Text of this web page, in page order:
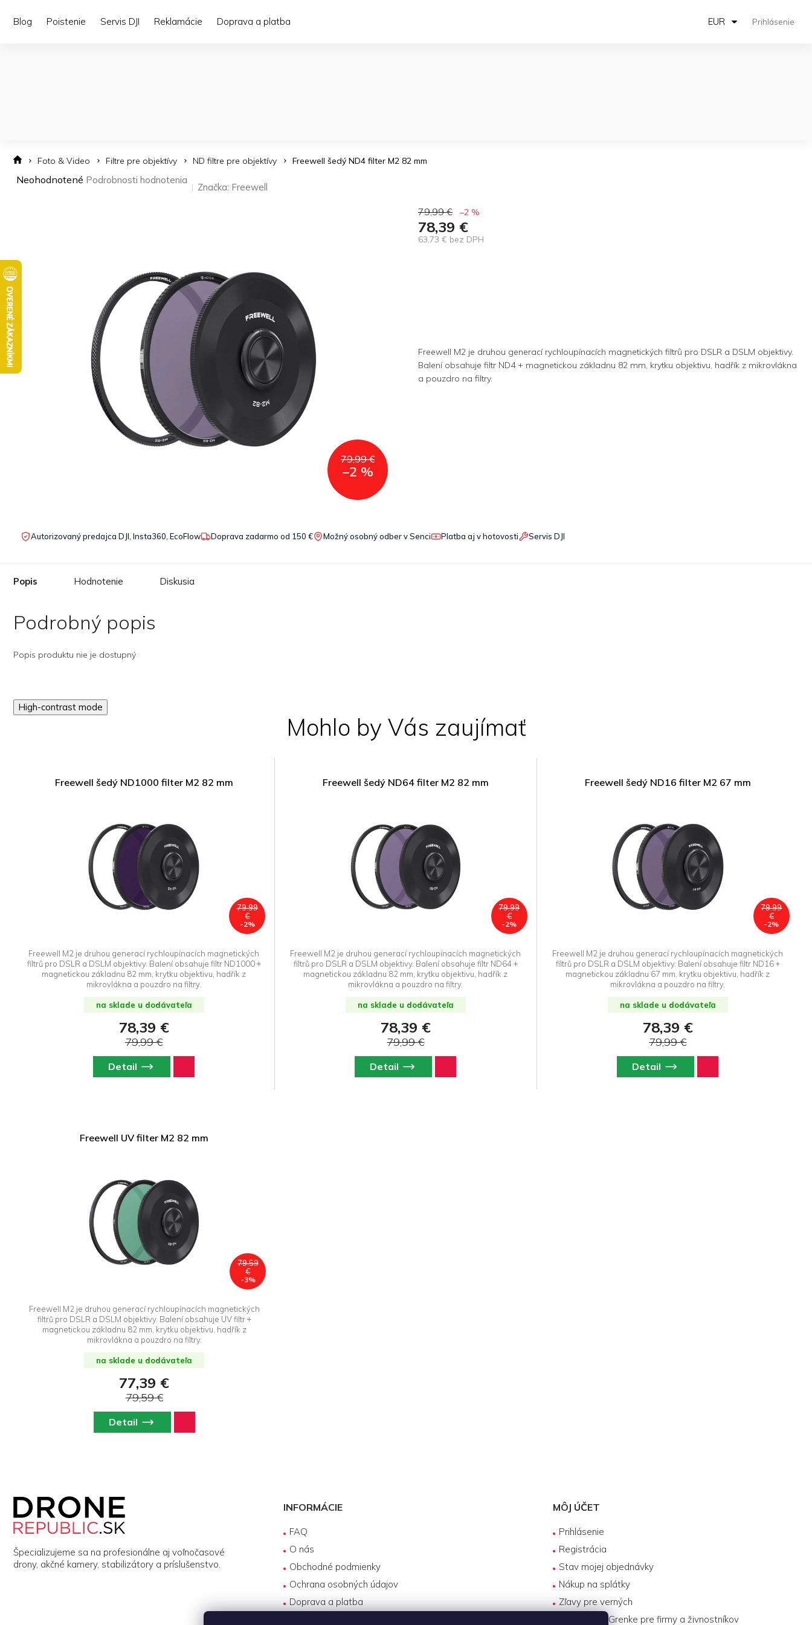
Blog Poistenie Servis DJI Reklamácie Doprava a platba EUR Prihlásenie
Foto & Video Filtre pre objektívy ND filtre pre objektívy Freewell šedý ND4 filter M2 82 mm
Priemerné
Neohodnotené Podrobnosti hodnotenia
Značka: Freewell
79,99 €
–2 %
79,99 € –2 %
78,39 €
63,73 € bez DPH
Freewell M2 je druhou generací rychloupínacích magnetických filtrů pro DSLR a DSLM objektivy.
Balení obsahuje filtr ND4 + magnetickou základnu 82 mm, krytku objektivu, hadřík z mikrovlákna
a pouzdro na filtry.
Autorizovaný predajca DJI, Insta360, EcoFlow Doprava zadarmo od 150 € Možný osobný odber v Senci Platba aj v hotovosti Servis DJI
Popis Hodnotenie Diskusia
Podrobný popis
Popis produktu nie je dostupný
High-contrast mode
Mohlo by Vás zaujímať
Freewell šedý ND1000 filter M2 82 mm
79.99
€
-2%
Freewell M2 je druhou generací rychloupínacích magnetických
filtrů pro DSLR a DSLM objektivy. Balení obsahuje filtr ND1000 +
magnetickou základnu 82 mm, krytku objektivu, hadřík z
mikrovlákna a pouzdro na filtry.
na sklade u dodávateľa
78,39 €
79,99 €
Detail
Freewell šedý ND64 filter M2 82 mm
79.99
€
-2%
Freewell M2 je druhou generací rychloupínacích magnetických
filtrů pro DSLR a DSLM objektivy. Balení obsahuje filtr ND64 +
magnetickou základnu 82 mm, krytku objektivu, hadřík z
mikrovlákna a pouzdro na filtry.
na sklade u dodávateľa
78,39 €
79,99 €
Detail
Freewell šedý ND16 filter M2 67 mm
79.99
€
-2%
Freewell M2 je druhou generací rychloupínacích magnetických
filtrů pro DSLR a DSLM objektivy. Balení obsahuje filtr ND16 +
magnetickou základnu 67 mm, krytku objektivu, hadřík z
mikrovlákna a pouzdro na filtry.
na sklade u dodávateľa
78,39 €
79,99 €
Detail
Freewell UV filter M2 82 mm
79.59
€
-3%
Freewell M2 je druhou generací rychloupínacích magnetických
filtrů pro DSLR a DSLM objektivy. Balení obsahuje UV filtr +
magnetickou základnu 82 mm, krytku objektivu, hadřík z
mikrovlákna a pouzdro na filtry.
na sklade u dodávateľa
77,39 €
79,59 €
Detail
Špecializujeme sa na profesionálne aj voľnočasové
drony, akčné kamery, stabilizátory a príslušenstvo.
INFORMÁCIE
FAQ
O nás
Obchodné podmienky
Ochrana osobných údajov
Doprava a platba
MÔJ ÚČET
Prihlásenie
Registrácia
Stav mojej objednávky
Nákup na splátky
Zľavy pre verných
Biznis lízing Grenke pre firmy a živnostníkov